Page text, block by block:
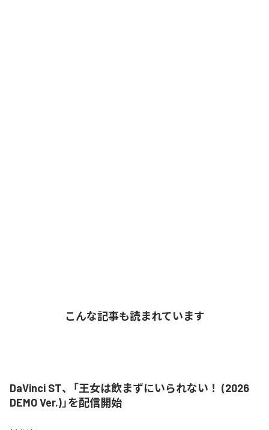
こんな記事も読まれています
DaVinci ST、「王女は飲まずにいられない！ (2026
DEMO Ver.)」を配信開始